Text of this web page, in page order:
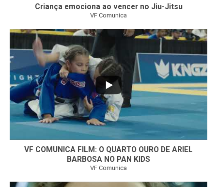
Criança emociona ao vencer no Jiu-Jitsu
VF Comunica
...
VF COMUNICA FILM: O QUARTO OURO DE ARIEL
BARBOSA NO PAN KIDS
VF Comunica